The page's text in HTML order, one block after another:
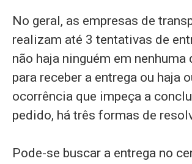
No geral, as empresas de
realizam até 3 tentativas de
não haja ninguém em nenhuma
para receber a entrega ou haja
ocorrência que impeça a
pedido, há três formas de
Pode-se buscar a entrega no